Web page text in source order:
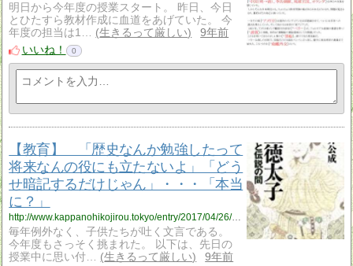
明日から今年度の授業スタート。 昨日、今日
とひたすら教材作成に血道をあげていた。 今
年度の担当は1…
生きるって厳しい
9年前
いいね！
0
【教育】 「歴史なんか勉強したって
将来なんの役にも立たないよ」「どう
せ暗記するだけじゃん」・・・「本当
に？」
http://www.kappanohikojirou.tokyo/entry/2017/04/26/160203
毎年例外なく、子供たちが吐く文言である。
今年度もさっそく挑まれた。 以下は、先日の
授業中に思い付…
生きるって厳しい
9年前